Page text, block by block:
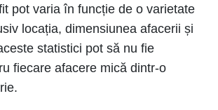
pot varia în funcție de o varietate
locația, dimensiunea afacerii și
statistici pot să nu fie
fiecare afacere mică dintr-o